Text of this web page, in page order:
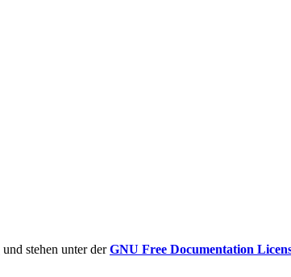
und stehen unter derGNU Free Documentation